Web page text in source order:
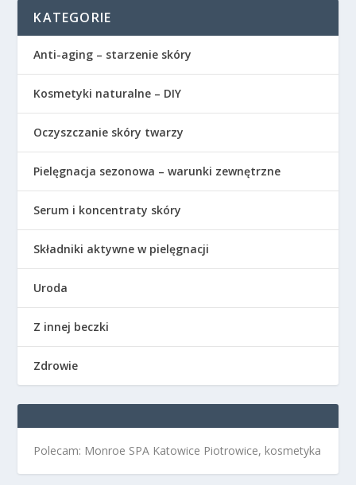
KATEGORIE
Anti-aging – starzenie skóry
Kosmetyki naturalne – DIY
Oczyszczanie skóry twarzy
Pielęgnacja sezonowa – warunki zewnętrzne
Serum i koncentraty skóry
Składniki aktywne w pielęgnacji
Uroda
Z innej beczki
Zdrowie
Polecam: Monroe SPA Katowice Piotrowice, kosmetyka